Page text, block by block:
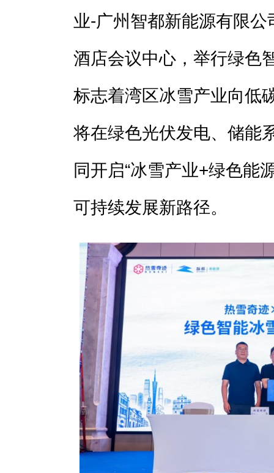
业-广州智都新能源有限
酒店会议中心，举行绿色
标志着湾区冰雪产业向低
将在绿色光伏发电、储能
同开启“冰雪产业+绿色能
可持续发展新路径。